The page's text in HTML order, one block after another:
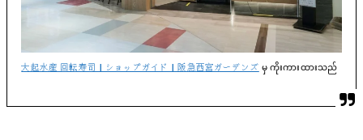
大起水産 回転寿司｜ショップガイド｜阪急西宮ガーデンズမှ ကိုးကားထားသည်